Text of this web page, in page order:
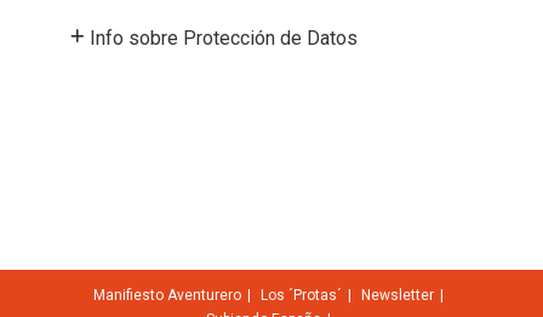
Info sobre Protección de Datos
Manifiesto Aventurero Los ´Protas´
Newsletter